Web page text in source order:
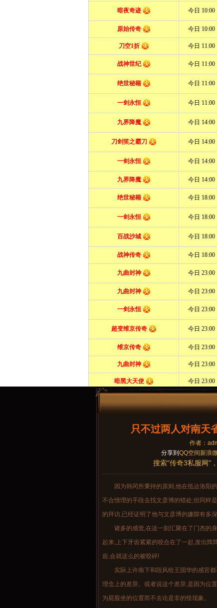
只不过两人对南天
作者：
分享到 QQ空间 新浪
搜索"传奇3私服网"
因为韩冈所秉持的原则,他在抵达洛阳
不合情理的手段去找文彦博的错处;但同样
的拜访,已经证明了他与文彦博的嫌隙有多深
诸多的感觉,在这一刻汇聚在了门杰的
起来,上下牙齿紧紧的咬合在了一起,发出
齿,会就这么的被咬碎!
实际上许南下和段风给王国华的感官
理念上的差异。或者说这个差异,是因为位
为屁股坐的位置而不去论是非的怪现象。